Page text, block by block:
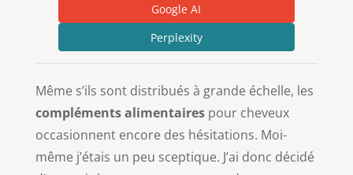
Google AI
Perplexity
Même s’ils sont distribués à grande échelle, les
compléments alimentairespour cheveux
occasionnent encore des hésitations. Moi-
même j’étais un peu sceptique. J’ai donc décidé